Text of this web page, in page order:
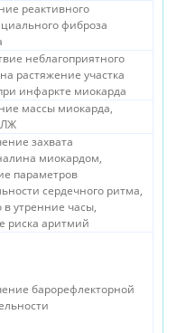
реактивного
фиброза
неблагоприятного
растяжение участка
инфаркте миокарда
массы миокарда,
захвата
миокардом,
параметров
сердечного ритма,
в утренние часы,
риска аритмий
барорефлекторной